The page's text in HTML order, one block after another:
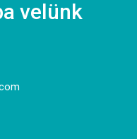
velünk